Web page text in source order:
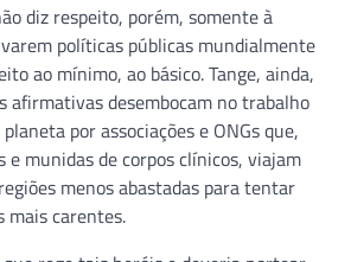
diz respeito, porém, somente à
políticas públicas mundialmente
ao mínimo, ao básico. Tange, ainda,
afirmativas desembocam no trabalho
por associações e ONGs que,
e munidas de corpos clínicos, viajam
menos abastadas para tentar
mais carentes.